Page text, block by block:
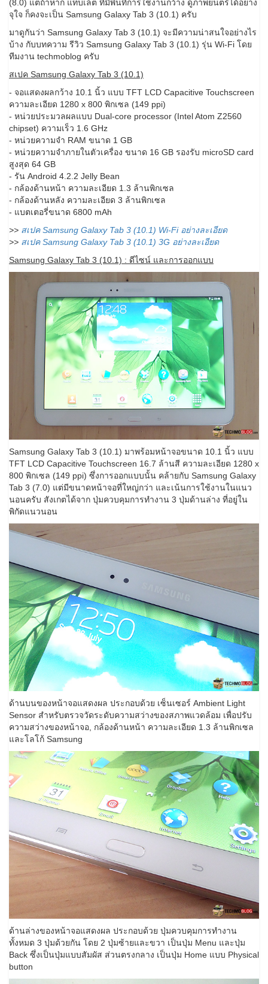
(8.0) แต่ถ้าหาก แท็บเล็ต ที่มีพื้นที่การใช้งานกว้าง ดูภาพยนตร์ได้อย่าง
จุใจ ก็คงจะเป็น Samsung Galaxy Tab 3 (10.1) ครับ
มาดูกันว่า Samsung Galaxy Tab 3 (10.1) จะมีความน่าสนใจอย่างไร
บ้าง กับบทความ รีวิว Samsung Galaxy Tab 3 (10.1) รุ่น Wi-Fi โดย
ทีมงาน techmoblog ครับ
สเปค Samsung Galaxy Tab 3 (10.1)
- จอแสดงผลกว้าง 10.1 นิ้ว แบบ TFT LCD Capacitive Touchscreen
ความละเอียด 1280 x 800 พิกเซล (149 ppi)
- หน่วยประมวลผลแบบ Dual-core processor (Intel Atom Z2560
chipset) ความเร็ว 1.6 GHz
- หน่วยความจำ RAM ขนาด 1 GB
- หน่วยความจำภายในตัวเครื่อง ขนาด 16 GB รองรับ microSD card
สูงสุด 64 GB
- รัน Android 4.2.2 Jelly Bean
- กล้องด้านหน้า ความละเอียด 1.3 ล้านพิกเซล
- กล้องด้านหลัง ความละเอียด 3 ล้านพิกเซล
- แบตเตอรี่ขนาด 6800 mAh
>> สเปค Samsung Galaxy Tab 3 (10.1) Wi-Fi อย่างละเอียด
>> สเปค Samsung Galaxy Tab 3 (10.1) 3G อย่างละเอียด
Samsung Galaxy Tab 3 (10.1) : ดีไซน์ และการออกแบบ
Samsung Galaxy Tab 3 (10.1) มาพร้อมหน้าจอขนาด 10.1 นิ้ว แบบ
TFT LCD Capacitive Touchscreen 16.7 ล้านสี ความละเอียด 1280 x
800 พิกเซล (149 ppi) ซึ่งการออกแบบนั้น คล้ายกับ Samsung Galaxy
Tab 3 (7.0) แต่มีขนาดหน้าจอที่ใหญ่กว่า และเน้นการใช้งานในแนว
นอนครับ สังเกตได้จาก ปุ่มควบคุมการทำงาน 3 ปุ่มด้านล่าง ที่อยู่ใน
พิกัดแนวนอน
ด้านบนของหน้าจอแสดงผล ประกอบด้วย เซ็นเซอร์ Ambient Light
Sensor สำหรับตรวจวัดระดับความสว่างของสภาพแวดล้อม เพื่อปรับ
ความสว่างของหน้าจอ, กล้องด้านหน้า ความละเอียด 1.3 ล้านพิกเซล
และโลโก้ Samsung
ด้านล่างของหน้าจอแสดงผล ประกอบด้วย ปุ่มควบคุมการทำงาน
ทั้งหมด 3 ปุ่มด้วยกัน โดย 2 ปุ่มซ้ายและขวา เป็นปุ่ม Menu และปุ่ม
Back ซึ่งเป็นปุ่มแบบสัมผัส ส่วนตรงกลาง เป็นปุ่ม Home แบบ Physical
button